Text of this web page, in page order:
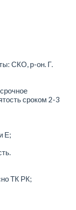
СКО, р-он. Г.
сроком 2-3
Е;
ТК РК;